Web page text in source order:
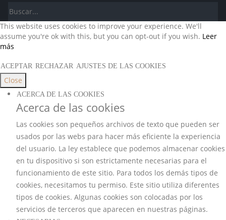
This website uses cookies to improve your experience. We'll
assume you're ok with this, but you can opt-out if you wish. Leer
más
ACEPTAR RECHAZAR AJUSTES DE LAS COOKIES
Close
ACERCA DE LAS COOKIES
Acerca de las cookies
Las cookies son pequeños archivos de texto que pueden ser
usados por las webs para hacer más eficiente la experiencia
del usuario. La ley establece que podemos almacenar cookies
en tu dispositivo si son estrictamente necesarias para el
funcionamiento de este sitio. Para todos los demás tipos de
cookies, necesitamos tu permiso. Este sitio utiliza diferentes
tipos de cookies. Algunas cookies son colocadas por los
servicios de terceros que aparecen en nuestras páginas.